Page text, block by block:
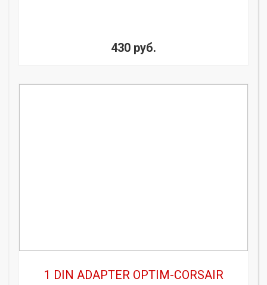
430 руб.
1 DIN ADAPTER OPTIM-CORSAIR